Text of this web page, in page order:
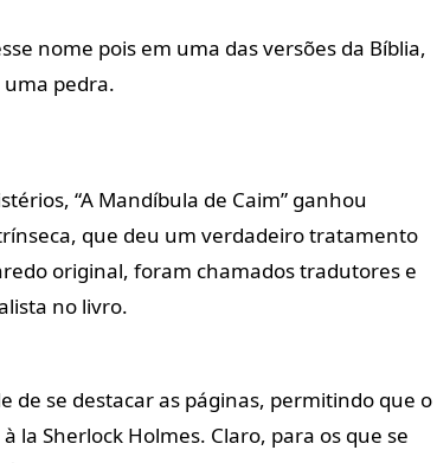
nome pois em uma das versões da Bíblia,
uma pedra.
“A Mandíbula de Caim” ganhou
que deu um verdadeiro tratamento
original, foram chamados tradutores e
no livro.
de se destacar as páginas, permitindo que o
la Sherlock Holmes. Claro, para os que se